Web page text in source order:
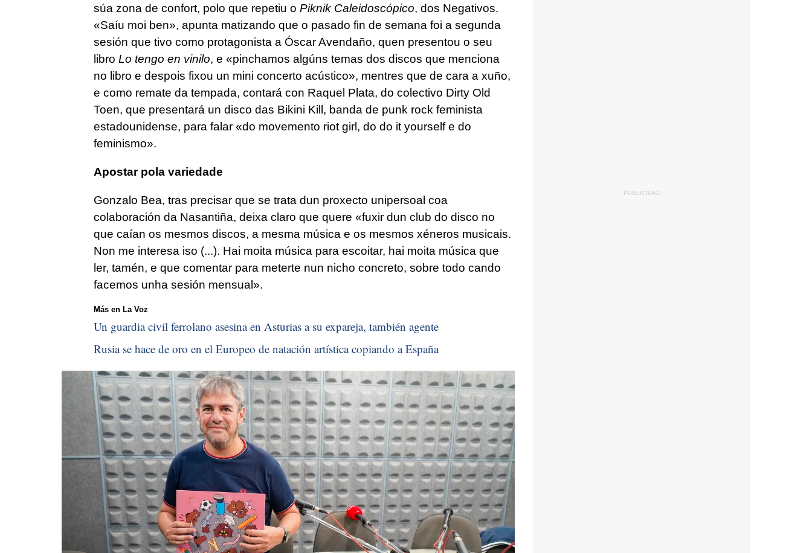
súa zona de confort, polo que repetiu o Piknik Caleidoscópico, dos Negativos.
«Saíu moi ben», apunta matizando que o pasado fin de semana foi a segunda
sesión que tivo como protagonista a Óscar Avendaño, quen presentou o seu
libro Lo tengo en vinilo, e «pinchamos algúns temas dos discos que menciona
no libro e despois fixou un mini concerto acústico», mentres que de cara a xuño,
e como remate da tempada, contará con Raquel Plata, do colectivo Dirty Old
Toen, que presentará un disco das Bikini Kill, banda de punk rock feminista
estadounidense, para falar «do movemento riot girl, do do it yourselfe do
feminismo».
Apostar pola variedade
Gonzalo Bea, tras precisar que se trata dun proxecto unipersoal coa
colaboración da Nasantiña, deixa claro que quere «fuxir dun club do disco no
que caían os mesmos discos, a mesma música e os mesmos xéneros musicais.
Non me interesa iso (...). Hai moita música para escoitar, hai moita música que
ler, tamén, e que comentar para meterte nun nicho concreto, sobre todo cando
facemos unha sesión mensual».
Más en La Voz
Un guardia civil ferrolano asesina en Asturias a su expareja, también agente
Rusia se hace de oro en el Europeo de natación artística copiando a España